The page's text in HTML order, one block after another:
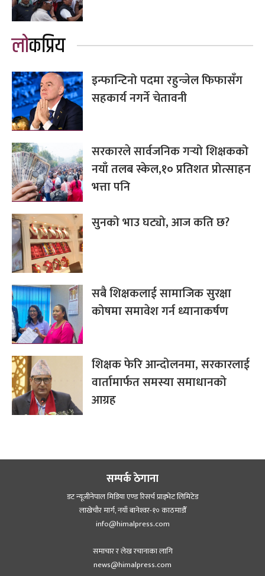
लोकप्रिय
इन्फान्टिनो पदमा रहुन्जेल फिफासँग
सहकार्य नगर्ने चेतावनी
सरकारले सार्वजनिक गर्‍यो शिक्षकको
नयाँ तलब स्केल,१० प्रतिशत प्रोत्साहन
भत्ता पनि
सुनको भाउ घट्यो, आज कति छ?
सबै शिक्षकलाई सामाजिक सुरक्षा
कोषमा समावेश गर्न ध्यानाकर्षण
शिक्षक फेरि आन्दोलनमा, सरकारलाई
वार्तामार्फत समस्या समाधानको
आग्रह
सम्पर्क ठेगाना
डट न्यूजीनेपाल मिडिया एण्ड रिसर्च प्राइभेट लिमिटेड
लाखेचौर मार्ग, नयाँ बानेश्‍वर-१० काठमाडौँ
info@himalpress.com
समाचार र लेख रचानाका लागि
news@himalpress.com